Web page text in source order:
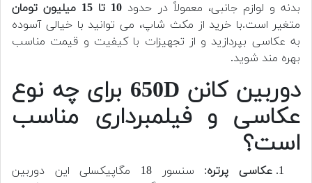
بدنه و لوازم جانبی، معمولاً در حدود 10 تا 15 میلیون تومان
متغیر است.با خرید از مکث شاپ، می توانید با خیالی آسوده
به عکاسی بپردازید و از تجهیزات با کیفیت و قیمت مناسب
بهره مند شوید.
دوربین کانن 650D برای چه نوع
عکاسی و فیلمبرداری مناسب
است؟
عکاسی پرتره
: سنسور 18 مگاپیکسلی این دوربین